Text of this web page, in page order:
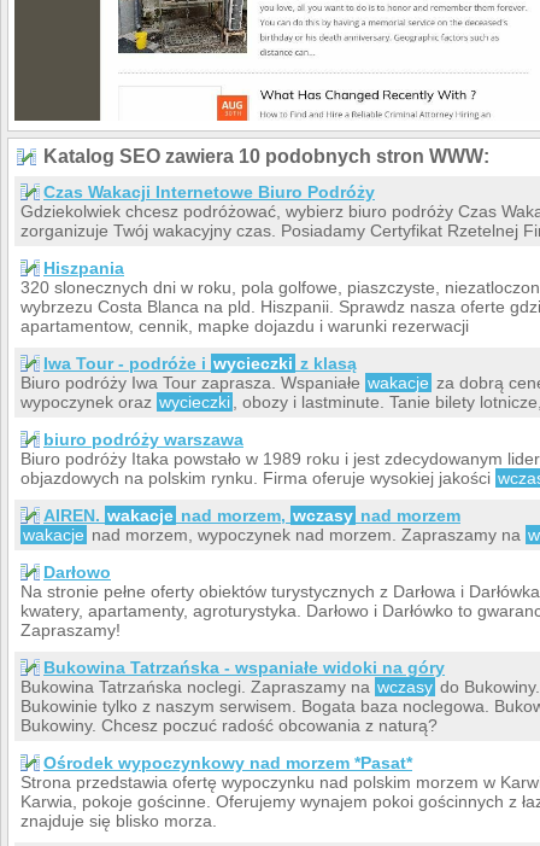
Katalog SEO zawiera 10 podobnych stron WWW:
Czas Wakacji Internetowe Biuro Podróży
Gdziekolwiek chcesz podróżować, wybierz biuro podróży Czas
zorganizuje Twój wakacyjny czas. Posiadamy Certyfikat Rzetelnej
Hiszpania
320 slonecznych dni w roku, pola golfowe, piaszczyste,
wybrzezu Costa Blanca na pld. Hiszpanii. Sprawdz nasza oferte
apartamentow, cennik, mapke dojazdu i warunki rezerwacji
Iwa Tour - podróże i wycieczki z klasą
Biuro podróży Iwa Tour zaprasza. Wspaniałe wakacje za dobrą
wypoczynek oraz wycieczki
, obozy i lastminute. Tanie bilety
biuro podróży warszawa
Biuro podróży Itaka powstało w 1989 roku i jest zdecydowanym
objazdowych na polskim rynku. Firma oferuje wysokiej jakości
AIREN. wakacje nad morzem, wczasy nad morzem
wakacje nad morzem, wypoczynek nad morzem. Zapraszamy na
Darłowo
Na stronie pełne oferty obiektów turystycznych z Darłowa i
kwatery, apartamenty, agroturystyka. Darłowo i Darłówko to
Zapraszamy!
Bukowina Tatrzańska - wspaniałe widoki na góry
Bukowina Tatrzańska noclegi. Zapraszamy na wczasy do
Bukowinie tylko z naszym serwisem. Bogata baza noclegowa.
Bukowiny. Chcesz poczuć radość obcowania z naturą?
Ośrodek wypoczynkowy nad morzem *Pasat*
Strona przedstawia ofertę wypoczynku nad polskim morzem w
Karwia, pokoje gościnne. Oferujemy wynajem pokoi gościnnych z
znajduje się blisko morza.